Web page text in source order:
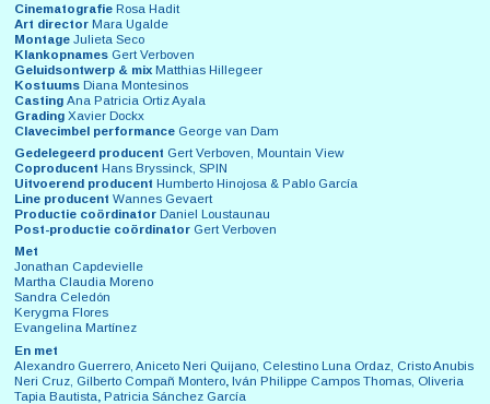
CinematografieRosa Hadit
Art directorMara Ugalde
Montage Julieta Seco
Klankopnames Gert Verboven
Geluidsontwerp & mix Matthias Hillegeer
Kostuums Diana Montesinos
Casting Ana Patricia Ortiz Ayala
Grading Xavier Dockx
Clavecimbel performance George van Dam
Gedelegeerd producent Gert Verboven, Mountain View
Coproducent Hans Bryssinck, SPIN
Uitvoerend producent Humberto Hinojosa & Pablo García
Line producent Wannes Gevaert
Productie coördinator Daniel Loustaunau
Post-productie coördinator Gert Verboven
Met
Jonathan Capdevielle
Martha Claudia Moreno
Sandra Celedón
Kerygma Flores
Evangelina Martínez
En met
Alexandro Guerrero, Aniceto Neri Quijano, Celestino Luna Ordaz, Cristo Anubis
Neri Cruz, Gilberto Compañ Montero, Iván Philippe Campos Thomas, Oliveria
Tapia Bautista Patricia Sánchez García